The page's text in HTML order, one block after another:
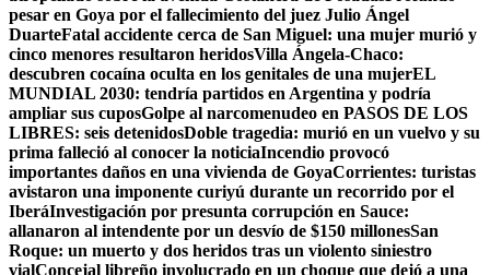
pesar en Goya por el fallecimiento del juez Julio Ángel
DuarteFatal accidente cerca de San Miguel: una mujer murió y
cinco menores resultaron heridosVilla Ángela-Chaco:
descubren cocaína oculta en los genitales de una mujerEL
MUNDIAL 2030: tendría partidos en Argentina y podría
ampliar sus cuposGolpe al narcomenudeo en PASOS DE LOS
LIBRES: seis detenidosDoble tragedia: murió en un vuelvo y su
prima falleció al conocer la noticiaIncendio provocó
importantes daños en una vivienda de GoyaCorrientes: turistas
avistaron una imponente curiyú durante un recorrido por el
IberáInvestigación por presunta corrupción en Sauce:
allanaron al intendente por un desvío de $150 millonesSan
Roque: un muerto y dos heridos tras un violento siniestro
vialConcejal libreño involucrado en un choque que dejó a una